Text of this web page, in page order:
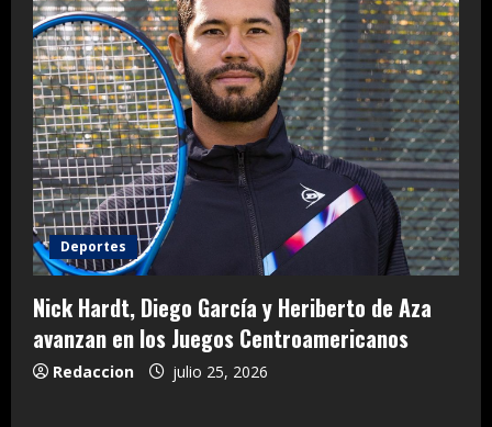
Deportes
Nick Hardt, Diego García y Heriberto de Aza
avanzan en los Juegos Centroamericanos
Redaccion julio 25, 2026